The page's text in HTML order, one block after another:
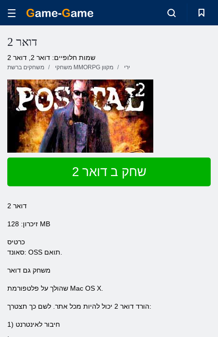
דואר 2
שמות חלופיים: דואר 2, דואר 2
משחקים ברשת משחקי MMORPG מקוון ירי
שחק ב דואר 2
דואר 2
זיכרון: 128 MB
כרטיס
משחק גם דואר
שהולך על פלטפורמת Mac OS X.
הורד דואר 2 יכול להיות מכל אתר. לשם כך תצטרך:
1) חיבור לאינטרנט